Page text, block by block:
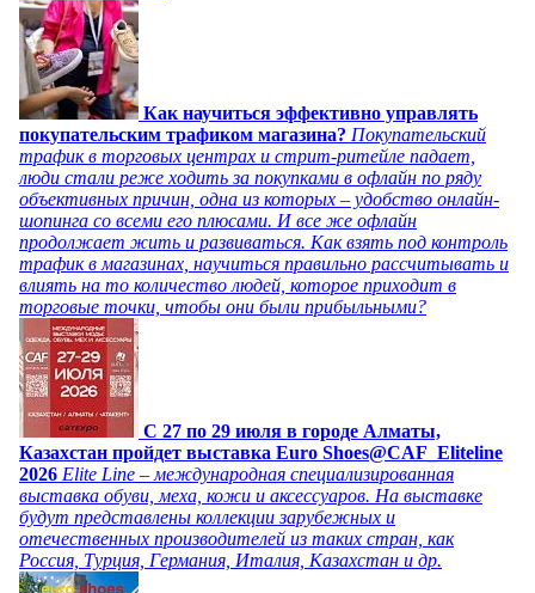
Как научиться эффективно управлять
покупательским трафиком магазина? Покупательский
трафик в торговых центрах и стрит-ритейле падает,
люди стали реже ходить за покупками в офлайн по ряду
объективных причин, одна из которых – удобство онлайн-
шопинга со всеми его плюсами. И все же офлайн
продолжает жить и развиваться. Как взять под контроль
трафик в магазинах, научиться правильно рассчитывать и
влиять на то количество людей, которое приходит в
торговые точки, чтобы они были прибыльными?
C 27 по 29 июля в городе Алматы,
Казахстан пройдет выставка Euro Shoes@CAF_Eliteline
2026 Elite Line – международная специализированная
выставка обуви, меха, кожи и аксессуаров. На выставке
будут представлены коллекции зарубежных и
отечественных производителей из таких стран, как
Россия, Турция, Германия, Италия, Казахстан и др.